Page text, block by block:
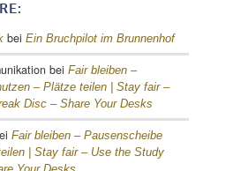
bei Ein Bruchpilot im Brunnenhof
bei Fair bleiben –
– Plätze teilen | Stay fair –
Disc – Share Your Desks
Fair bleiben – Pausenscheibe
| Stay fair – Use the Study